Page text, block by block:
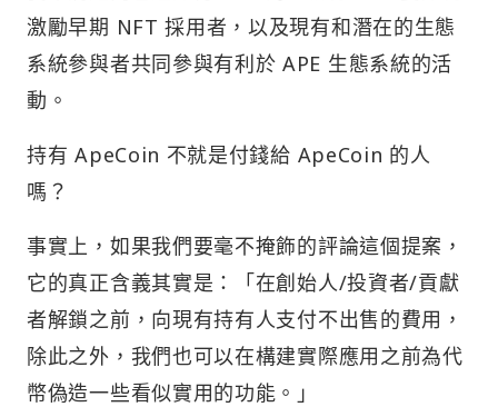
激勵早期 NFT 採用者，以及現有和潛在的生態
系統參與者共同參與有利於 APE 生態系統的活
動。
持有 ApeCoin 不就是付錢給 ApeCoin 的人
嗎？
事實上，如果我們要毫不掩飾的評論這個提案，
它的真正含義其實是：「在創始人/投資者/貢獻
者解鎖之前，向現有持有人支付不出售的費用，
除此之外，我們也可以在構建實際應用之前為代
幣偽造一些看似實用的功能。」